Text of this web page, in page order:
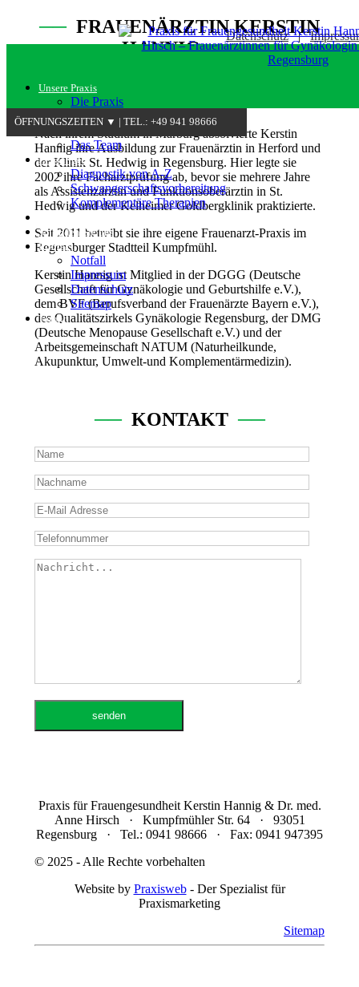
Datenschutz|
Unsere Praxis
Die Praxis
Frauenärztin Kerstin Hannig
Dr. med. Anne Hirsch
Das Team
Leistungen
Diagnostik von A-Z
Schwangerschaftsvorbereitung
Komplementäre Therapien
So finden Sie uns
Kontakt
Notfall
Impressum
Datenschutz
Sitemap
Termin
ÖFFNUNGSZEITEN ▼ | TEL.: +49 941 98666
──FRAUENÄRZTIN KERSTIN
HANNIG──
Nach ihrem Studium in Marburg absolvierte Kerstin
Hannig ihre Ausbildung zur Frauenärztin in Herford und
der Klinik St. Hedwig in Regensburg. Hier legte sie
2002 ihre Facharztprüfung ab, bevor sie mehrere Jahre
als Assistenzärztin und Funktionsoberärztin in St.
Hedwig und der Kelheimer Goldbergklinik praktizierte.
Seit 2011 betreibt sie ihre eigene Frauenarzt-Praxis im
Regensburger Stadtteil Kumpfmühl.
Kerstin Hannig ist Mitglied in der DGGG (Deutsche
Gesellschaft für Gynäkologie und Geburtshilfe e.V.),
dem BVF (Berufsverband der Frauenärzte Bayern e.V.),
des Qualitätszirkels Gynäkologie Regensburg, der DMG
(Deutsche Menopause Gesellschaft e.V.) und der
Arbeitsgemeinschaft NATUM (Naturheilkunde,
Akupunktur, Umwelt-und Komplementärmedizin).
── KONTAKT──
Praxis für Frauengesundheit Kerstin Hannig & Dr. med.
Anne Hirsch · Kumpfmühler Str. 64 · 93051
Regensburg · Tel.: 0941 98666 · Fax: 0941 947395
© 2025 - Alle Rechte vorbehalten
Website by Praxisweb- Der Spezialist für
Praxismarketing
Sitemap